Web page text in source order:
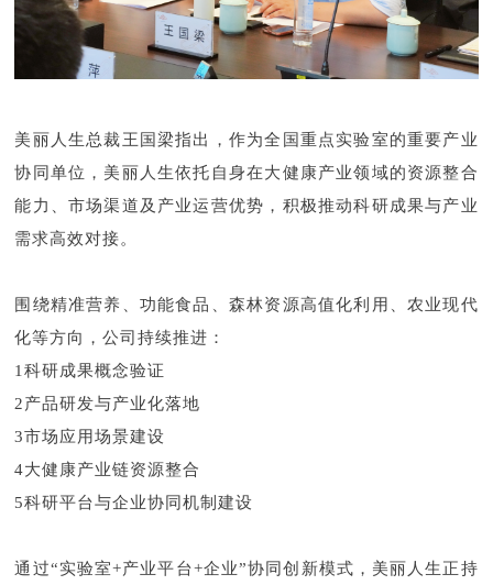
美丽人生总裁王国梁指出，作为全国重点实验室的重要产业
协同单位，美丽人生依托自身在大健康产业领域的资源整合
能力、市场渠道及产业运营优势，积极推动科研成果与产业
需求高效对接。
围绕精准营养、功能食品、森林资源高值化利用、农业现代
化等方向，公司持续推进：
1科研成果概念验证
2产品研发与产业化落地
3市场应用场景建设
4大健康产业链资源整合
5科研平台与企业协同机制建设
通过“实验室+产业平台+企业”协同创新模式，美丽人生正持